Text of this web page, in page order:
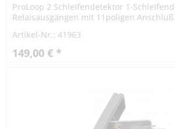
ProLoop 2 Schleifendetektor 1-
Relaisausgängen mit 11poligen
Artikel-Nr.: 41963
149,00 € *